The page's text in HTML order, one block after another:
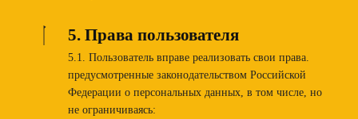
5. Права пользователя
5.1. Пользователь вправе реализовать свои права.
предусмотренные законодательством Российской
Федерации о персональных данных, в том числе, но
не ограничиваясь: